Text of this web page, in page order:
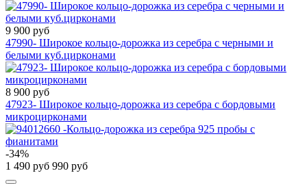
9 900 руб
47990- Широкое кольцо-дорожка из серебра с черными и
белыми куб.цирконами
8 900 руб
47923- Широкое кольцо-дорожка из серебра с бордовыми
микроцирконами
-34%
1 490 руб 990 руб